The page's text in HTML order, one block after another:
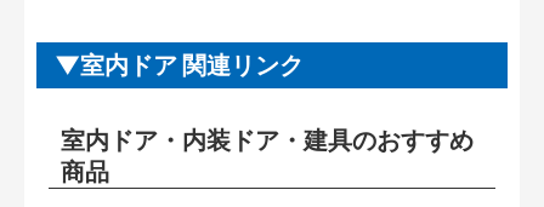
室内ドア 関連リンク
室内ドア・内装ドア・建具のおすすめ
商品